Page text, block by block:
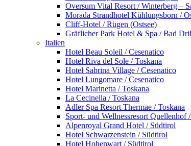
Oversum Vital Resort / Winterberg –
Morada Strandhotel Kühlungsborn /
Cliff-Hotel / Rügen (Ostsee)
Gräflicher Park Hotel & Spa / Bad
Italien
Hotel Beau Soleil / Cesenatico
Hotel Riva del Sole / Toskana
Hotel Sabrina Village / Cesenatico
Hotel Lungomare / Cesenatico
Hotel Marinetta / Toskana
La Cecinella / Toskana
Adler Spa Resort Thermae / Toskana
Sport- und Wellnessresort Quellenhof
Alpenroyal Grand Hotel / Südtirol
Hotel Schwarzenstein / Südtirol
Hotel Hohenwart / Südtirol